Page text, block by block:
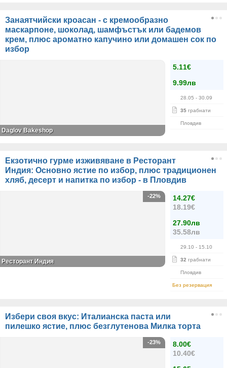
Занаятчийски кроасан - с кремообразно
маскарпоне, шоколад, шамфъстък или бадемов
крем, плюс ароматно капучино или домашен сок по
избор
5.11€
9.99лв
28.05 - 30.09
35 грабнати
Пловдив
Daglov Bakeshop
Екзотично гурме изживяване в Ресторант
Индия: Основно ястие по избор, плюс традиционен
хляб, десерт и напитка по избор - в Пловдив
14.27€
18.19€
27.90лв
35.58лв
29.10 - 15.10
32 грабнати
Пловдив
Без резервация
-22%
Ресторант Индия
Избери своя вкус: Италианска паста или
пилешко ястие, плюс безглутенова Милка торта
8.00€
10.40€
-23%